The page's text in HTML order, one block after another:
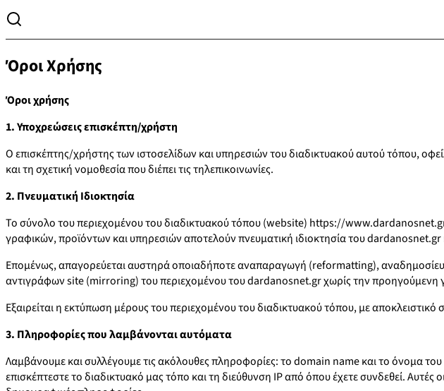
Όροι Χρήσης
Όροι χρήσης
1. Υποχρεώσεις επισκέπτη/χρήστη
Ο επισκέπτης/χρήστης των ιστοσελίδων και υπηρεσιών του διαδικτυακού αυτού τόπου,
και τη σχετική νομοθεσία που διέπει τις τηλεπικοινωνίες.
2. Πνευματική Ιδιοκτησία
Το σύνολο του περιεχομένου του διαδικτυακού τόπου (website) https://
γραφικών, προϊόντων και υπηρεσιών αποτελούν πνευματική ιδιοκτησία του dardanosnet.gr
Επομένως, απαγορεύεται αυστηρά οποιαδήποτε αναπαραγωγή (reformatting),
αντιγράφων site (mirroring) του περιεχομένου του dardanosnet.gr χωρίς την προηγούμενη
Εξαιρείται η εκτύπωση μέρους του περιεχομένου του διαδικτυακού τόπου, με
3. Πληροφορίες που λαμβάνονται αυτόματα
Λαμβάνουμε και συλλέγουμε τις ακόλουθες πληροφορίες: το domain name και το όνομα
επισκέπτεστε το διαδικτυακό μας τόπο και τη διεύθυνση IP από όπου έχετε συνδεθεί.